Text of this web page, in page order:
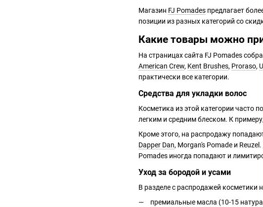
Магазин FJ Pomades предлагает
позиции из разных категорий со
Какие товары можно
На страницах сайта FJ Pomades
American Crew, Kent Brushes, Proraso,
практически все категории.
Средства для укладки волос
Косметика из этой категории часто
легким и средним блеском. К
Кроме этого, на распродажу
Dapper Dan, Morgan's Pomade и
Pomades иногда попадают и
Уход за бородой и усами
В разделе с распродажей косметики
премиальные масла (10-15